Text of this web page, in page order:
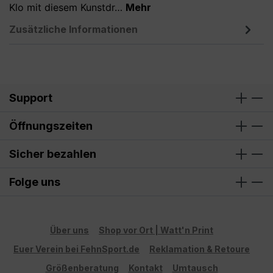
Klo mit diesem Kunstdr… Mehr
Zusätzliche Informationen
Support
Öffnungszeiten
Sicher bezahlen
Folge uns
Über uns
Shop vor Ort | Watt'n Print
Euer Verein bei FehnSport.de
Reklamation & Retoure
Größenberatung
Kontakt Umtausch